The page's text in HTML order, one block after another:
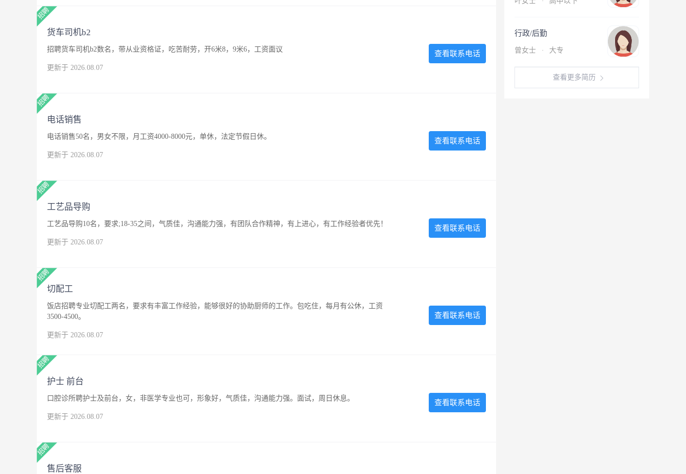
行政/后勤
曾女士 · 大专
查看更多简历
货车司机b2
招聘货车司机b2数名，带从业资格证，吃苦耐劳，开6米8，9米6，工资面议
更新于 2026.08.07
查看联系电话
电话销售
电话销售50名，男女不限，月工资4000-8000元，单休，法定节假日休。
更新于 2026.08.07
查看联系电话
工艺品导购
工艺品导购10名，要求;18-35之间，气质佳，沟通能力强，有团队合作精神，有上进心，有工作经验者优先！
更新于 2026.08.07
查看联系电话
切配工
饭店招聘专业切配工两名，要求有丰富工作经验，能够很好的协助厨师的工作。包吃住，每月有公休，工资
3500-4500。
更新于 2026.08.07
查看联系电话
护士 前台
口腔诊所聘护士及前台，女，非医学专业也可，形象好，气质佳，沟通能力强。面试，周日休息。
更新于 2026.08.07
查看联系电话
售后客服